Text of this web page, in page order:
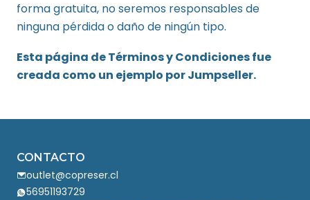
forma gratuita, no seremos responsables de
ninguna pérdida o daño de ningún tipo.
Esta página de Términos y Condiciones fue
creada como un ejemplo por Jumpseller.
CONTACTO
outlet@copreser.cl
56951193729